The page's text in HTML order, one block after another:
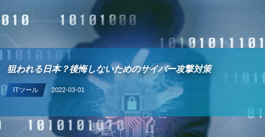
狙われる日本？後悔しないためのサイバー攻撃対策
ITツール 2022-03-01